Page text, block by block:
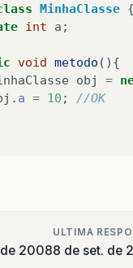
MinhaClasse {
int a ;
void metodo (){
obj =
. a = 10 ;
//OK
2008
ULTIMA
8 de set. de